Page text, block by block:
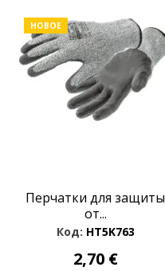
НОВОЕ
Перчатки для защиты
от...
Код: HT5K763
2,70 €